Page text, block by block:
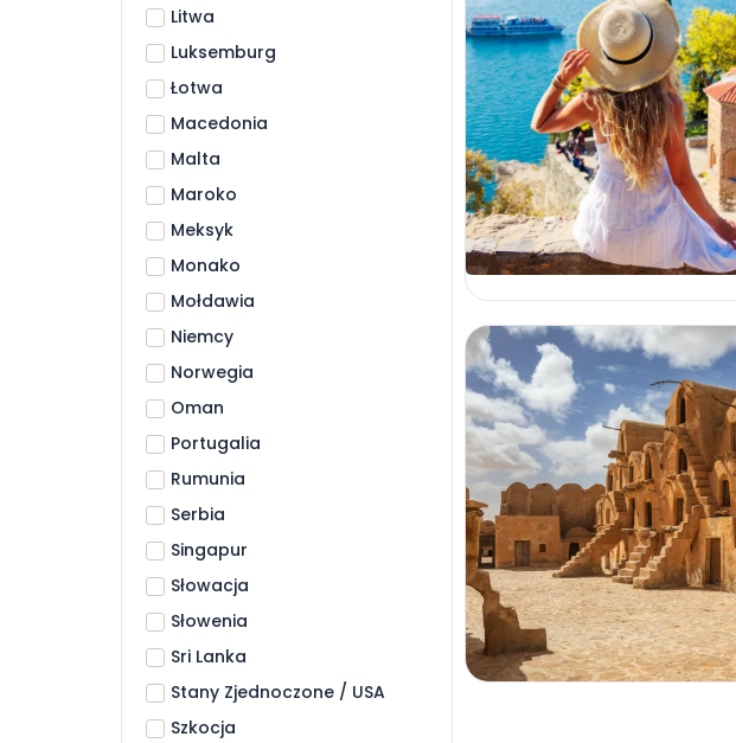
Litwa
Luksemburg
Łotwa
Macedonia
Malta
Maroko
Meksyk
Monako
Mołdawia
Niemcy
Norwegia
Oman
Portugalia
Rumunia
Serbia
Singapur
Słowacja
Słowenia
Sri Lanka
Stany Zjednoczone / USA
Szkocja